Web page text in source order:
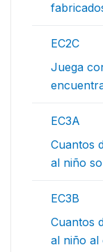
EC2C
Juega
EC3A
Cuantos
al niño
EC3B
Cuantos
al niño al